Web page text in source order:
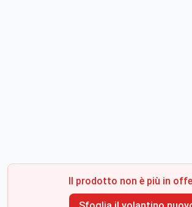
Il prodotto non è più in